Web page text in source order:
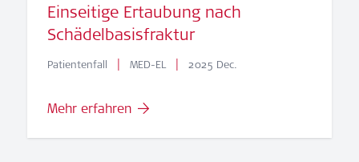
Einseitige Ertaubung nach
Schädelbasisfraktur
Patientenfall | MED-EL | 2025 Dec.
Mehr erfahren